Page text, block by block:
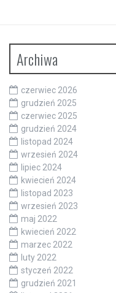
Archiwa
czerwiec 2026
grudzień 2025
czerwiec 2025
grudzień 2024
listopad 2024
wrzesień 2024
lipiec 2024
kwiecień 2024
listopad 2023
wrzesień 2023
maj 2022
kwiecień 2022
marzec 2022
luty 2022
styczeń 2022
grudzień 2021